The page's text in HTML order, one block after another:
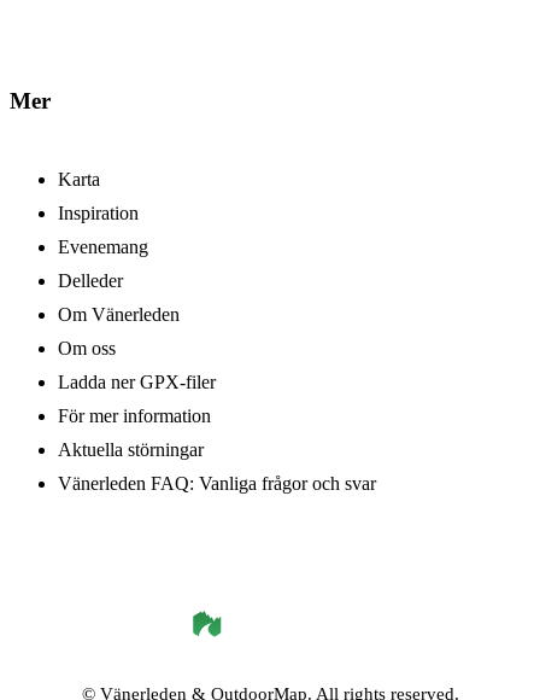
Mer
Karta
Inspiration
Evenemang
Delleder
Om Vänerleden
Om oss
Ladda ner GPX-filer
För mer information
Aktuella störningar
Vänerleden FAQ: Vanliga frågor och svar
© Vänerleden& OutdoorMap. All rights reserved.